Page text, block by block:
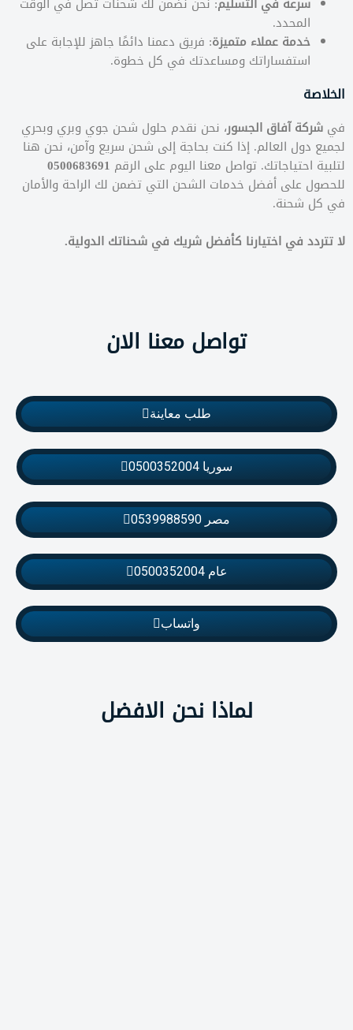
المحدد.
خدمة عملاء متميزة: فريق دعمنا دائمًا جاهز للإجابة على
استفساراتك ومساعدتك في كل خطوة.
الخلاصة
في شركة آفاق الجسور، نحن نقدم حلول شحن جوي وبري وبحري
لجميع دول العالم. إذا كنت بحاجة إلى شحن سريع وآمن، نحن هنا
لتلبية احتياجاتك. تواصل معنا اليوم على الرقم 0500683691
للحصول على أفضل خدمات الشحن التي تضمن لك الراحة والأمان
في كل شحنة.
لا تتردد في اختيارنا كأفضل شريك في شحناتك الدولية.
تواصل معنا الان
طلب معاينة
سوريا 0500352004
مصر 0539988590
عام 0500352004
واتساب
لماذا نحن الافضل